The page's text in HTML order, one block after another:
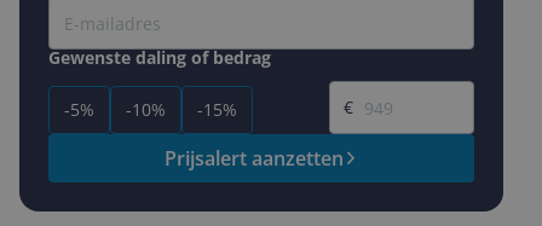
Gewenste daling of bedrag
-5% -10% -15%
Gewenste prijs
€
Prijsalert aanzetten